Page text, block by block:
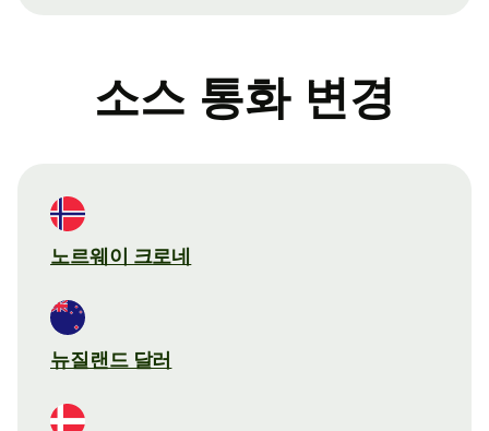
소스 통화 변경
노르웨이 크로네
뉴질랜드 달러